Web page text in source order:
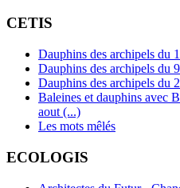
CETIS
Dauphins des archipels du
Dauphins des archipels du
Dauphins des archipels du
Baleines et dauphins avec
aout (...)
Les mots mêlés
ECOLOGIS